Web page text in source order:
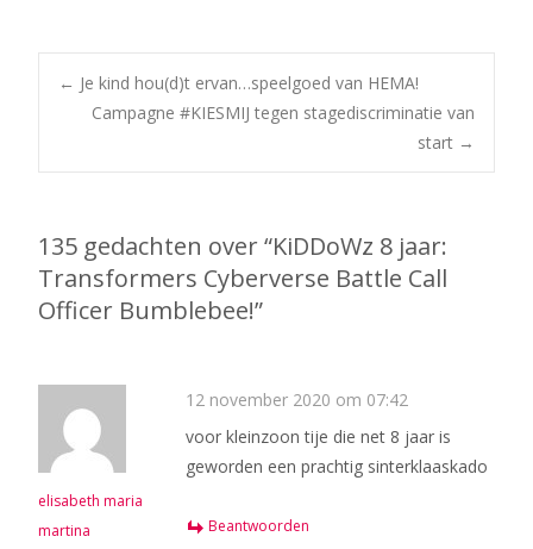
Bericht
navigatie
← Je kind hou(d)t ervan…speelgoed van HEMA!
Campagne #KIESMIJ tegen stagediscriminatie van
start →
135 gedachten over “KiDDoWz 8 jaar:
Transformers Cyberverse Battle Call
Officer Bumblebee!”
elisabeth maria
martina
12 november 2020 om 07:42
voor kleinzoon tije die net 8 jaar is
geworden een prachtig sinterklaaskado
Beantwoorden